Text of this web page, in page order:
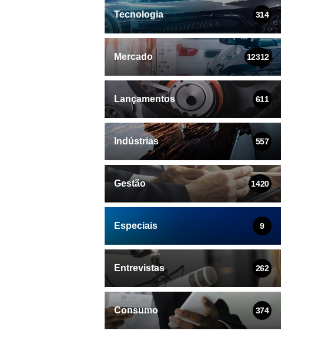
Tecnologia 314
Mercado 12312
Lançamentos 611
Indústrias 557
Gestão 1420
Especiais 9
Entrevistas 262
Consumo 374